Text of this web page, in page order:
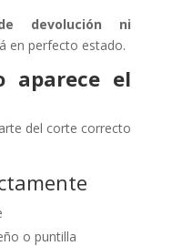
devolución ni
en perfecto estado.
aparece el
del corte correcto
o puntilla